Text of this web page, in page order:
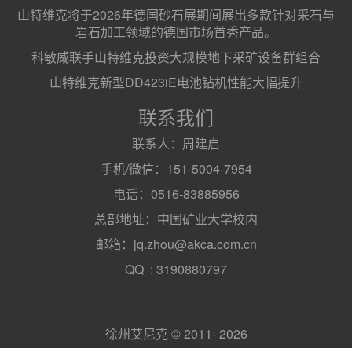
山特维克将于2026年德国砂石展期间展出多款针对采石与
岩石加工领域的德国市场首秀产品。
科敏威联手山特维克投资大规模地下采矿设备群组合
山特维克新型DD423iE电池钻机性能大幅提升
联系我们
联系人：周建启
手机/微信：151-5004-7954
电话：0516-83885956
总部地址：中国矿业大学校内
邮箱：jq.zhou@akca.com.cn
QQ : 3190880797
徐州艾尼克 © 2011- 2026